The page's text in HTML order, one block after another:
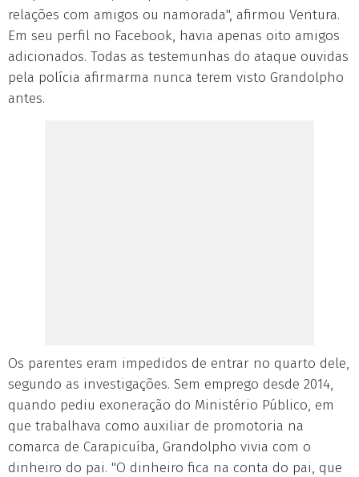
relações com amigos ou namorada", afirmou Ventura.
Em seu perfil no Facebook, havia apenas oito amigos
adicionados. Todas as testemunhas do ataque ouvidas
pela polícia afirmarma nunca terem visto Grandolpho
antes.
Os parentes eram impedidos de entrar no quarto dele,
segundo as investigações. Sem emprego desde 2014,
quando pediu exoneração do Ministério Público, em
que trabalhava como auxiliar de promotoria na
comarca de Carapicuíba, Grandolpho vivia com o
dinheiro do pai. "O dinheiro fica na conta do pai, que